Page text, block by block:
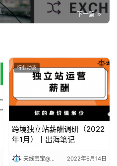
下一篇
行业动态
跨境独立站薪酬调研（2022
年1月）丨出海笔记
天线宝宝@出海笔记 2022年6月14日